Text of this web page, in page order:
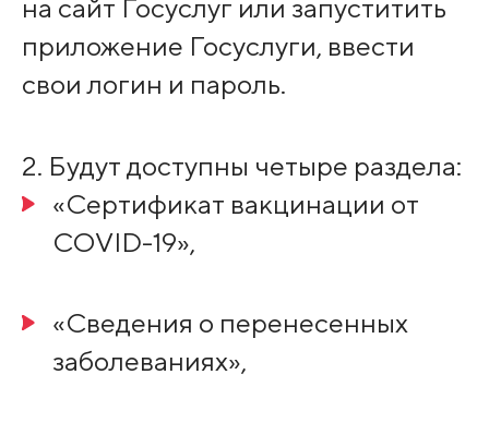
на сайт Госуслуг или запуститить
приложение Госуслуги, ввести
свои логин и пароль.
2. Будут доступны четыре раздела:
«Сертификат вакцинации от
COVID-19»,
«Сведения о перенесенных
заболеваниях»,